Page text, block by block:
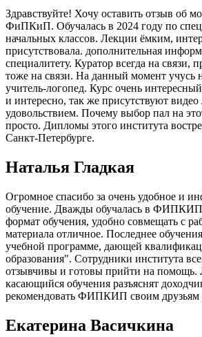
Здравствуйте! Хочу оставить отзыв об
ФиПКиП. Обучалась в 2024 году по
начальных классов. Лекции ёмким,
присутствовала. дополнительная
специалитету. Куратор всегда на связи,
тоже на связи. На данный момент учусь
учитель-логопед. Курс очень
и интересно, так же присутствуют
удовольствием. Почему выбор пал на
просто. Дипломы этого института
Санкт-Петербурге.
Наталья Гладкая
Огромное спасибо за очень удобное и
обучение. Дважды обучалась в
формат обучения, удобно совмещать с
материала отличное. Последнее
учебной программе, дающей
образования". Сотрудники института
отзывчивы и готовы прийти на помощь.
касающийся обучения разъяснят
рекомендовать ФИПКИП своим друзьям
Екатерина Васичкина